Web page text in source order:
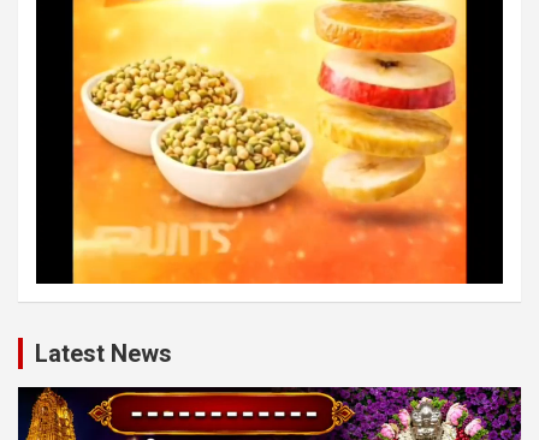
Latest News